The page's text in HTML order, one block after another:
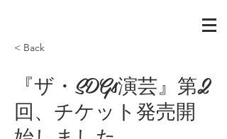
< Back
『ザ・SDGs演芸』第2
回、チケット発売開